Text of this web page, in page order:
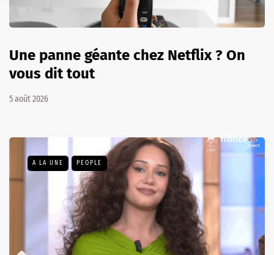
Une panne géante chez Netflix ? On
vous dit tout
5 août 2026
A LA UNE PEOPLE